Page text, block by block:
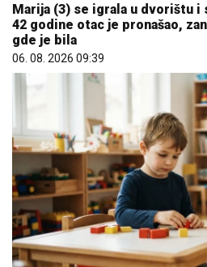
Marija (3) se igrala u dvorištu i
42 godine otac je pronašao,
gde je bila
06. 08. 2026 09:39